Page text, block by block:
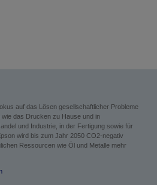
auf das Lösen gesellschaftlicher Probleme
das Drucken zu Hause und in
und Industrie, in der Fertigung sowie für
wird bis zum Jahr 2050 CO2-negativ
Ressourcen wie Öl und Metalle mehr